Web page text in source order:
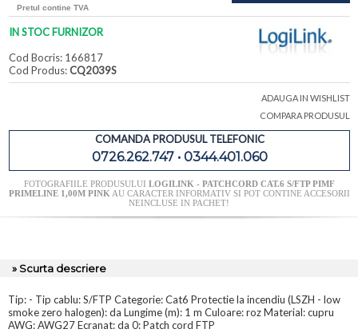
Pretul contine TVA
IN STOC FURNIZOR
Cod Bocris: 166817
Cod Produs:CQ2039S
ADAUGA IN WISHLIST
COMPARA PRODUSUL
COMANDA PRODUSUL TELEFONIC
0726.262.747 • 0344.401.060
FOTOGRAFIILE PRODUSULUI LOGILINK - PATCHCORD CAT.6 S/FTP PIMF
PRIMELINE 1,00M PINK AU CARACTER INFORMATIV SI POT CONTINE ACCESORII
NEINCLUSE IN PACHET!
» Scurta descriere
Tip: - Tip cablu: S/FTP Categorie: Cat6 Protectie la incendiu (LSZH - low
smoke zero halogen): da Lungime (m): 1 m Culoare: roz Material: cupru
AWG: AWG27 Ecranat: da 0: Patch cord FTP